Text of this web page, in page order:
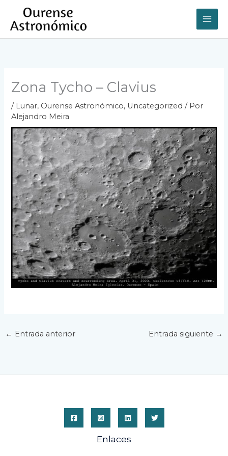
contenido
Zona Tycho – Clavius
/ Lunar, Ourense Astronómico, Uncategorized / Por
Alejandro Meira
← Entrada anterior Entrada siguiente →
Enlaces